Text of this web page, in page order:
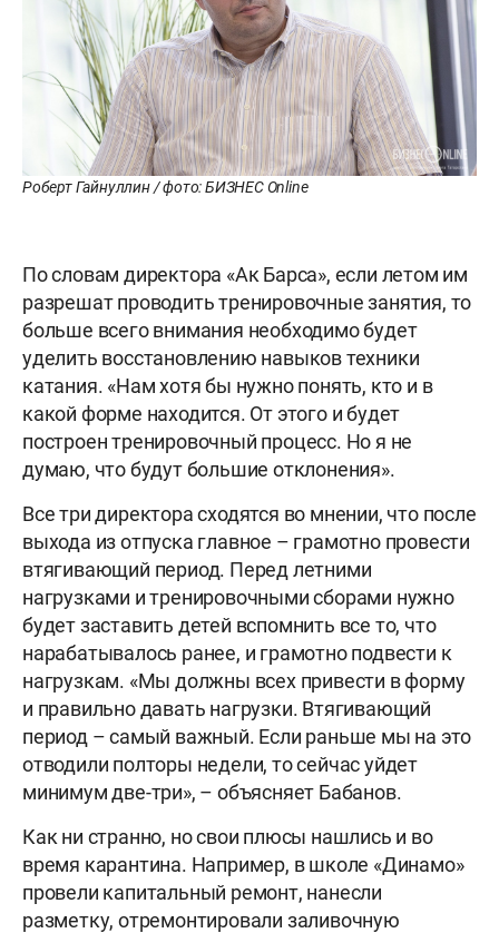
Роберт Гайнуллин / фото: БИЗНЕС Online
По словам директора «Ак Барса», если летом им
разрешат проводить тренировочные занятия, то
больше всего внимания необходимо будет
уделить восстановлению навыков техники
катания. «Нам хотя бы нужно понять, кто и в
какой форме находится. От этого и будет
построен тренировочный процесс. Но я не
думаю, что будут большие отклонения».
Все три директора сходятся во мнении, что после
выхода из отпуска главное – грамотно провести
втягивающий период. Перед летними
нагрузками и тренировочными сборами нужно
будет заставить детей вспомнить все то, что
нарабатывалось ранее, и грамотно подвести к
нагрузкам. «Мы должны всех привести в форму
и правильно давать нагрузки. Втягивающий
период – самый важный. Если раньше мы на это
отводили полторы недели, то сейчас уйдет
минимум две-три», – объясняет Бабанов.
Как ни странно, но свои плюсы нашлись и во
время карантина. Например, в школе «Динамо»
провели капитальный ремонт, нанесли
разметку, отремонтировали заливочную